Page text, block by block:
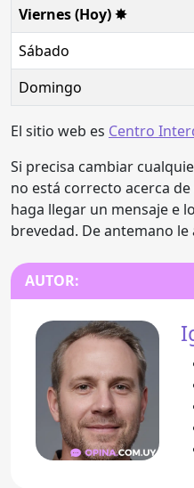
Viernes (Hoy) ✸
Sábado
Domingo
El sitio web es Centro
Si precisa cambiar
no está correcto acerca
haga llegar un mensaje e
brevedad. De antemano le
AUTOR: